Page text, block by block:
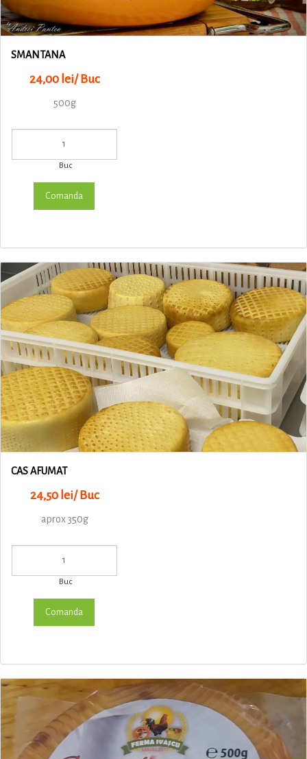
SMANTANA
24,00 lei/ Buc
500g
Buc
CAS AFUMAT
24,50 lei/ Buc
aprox 350g
Buc